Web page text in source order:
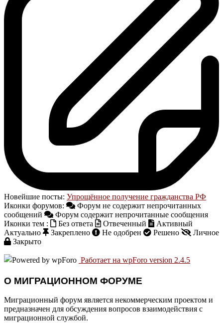
Новейшие посты: Упрощённое получение гражданства РФ
Иконки форумов:
Форум не содержит непрочитанных
сообщений
Форум содержит непрочитанные сообщения
Иконки тем :
Без ответа Отвеченный
Активный
Актуально
Закреплено Не одобрен Решено
Личное
Закрыто
Работает на wpForo version 2.4.5
О МИГРАЦИОННОМ ФОРУМЕ
Миграционный форум является некоммерческим проектом и
предназначен для обсуждения вопросов взаимодействия с
миграционной службой.